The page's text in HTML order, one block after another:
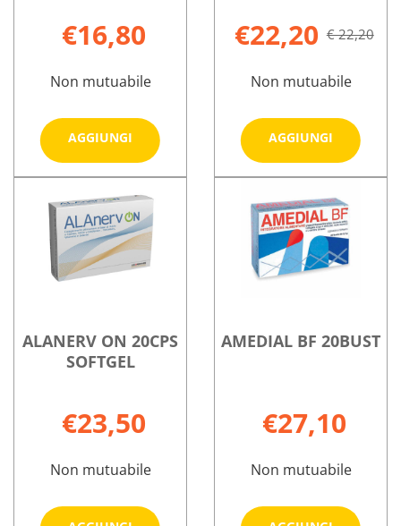
€16,80
Non mutuabile
AGGIUNGI
Aggiungi 3M
COLDHOT
CLASSIC
10X26,5CM al
carrello
su 3M
COLDHOT
CLASSIC
10X26,5CM
€22,20 € 22,20
Non mutuabile
AGGIUNGI
Aggiungi
20CPS
SOFTGEL
carrello
su ALANERV
20CPS
SOFTGEL
ALANERV ON 20CPS
SOFTGEL
€23,50
Non mutuabile
AMEDIAL BF 20BUST
€27,10
Non mutuabile